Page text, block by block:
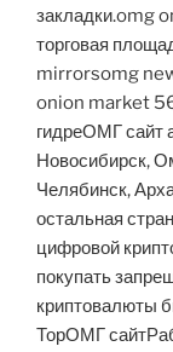
закладки.omg
торговая
mirrorsomg
onion market
гидреОМГ сайт
Новосибирск,
Челябинск,
остальная
цифровой
покупать
криптовалюты
ТорОМГ